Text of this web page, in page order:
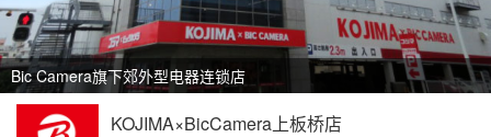
Bic Camera旗下郊外型电器连锁店
KOJIMA×BicCamera上板桥店